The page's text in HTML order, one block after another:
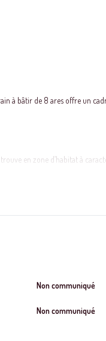
à bâtir de 8 ares offre un
en zone d’habitat à
Non communiqué
Non communiqué